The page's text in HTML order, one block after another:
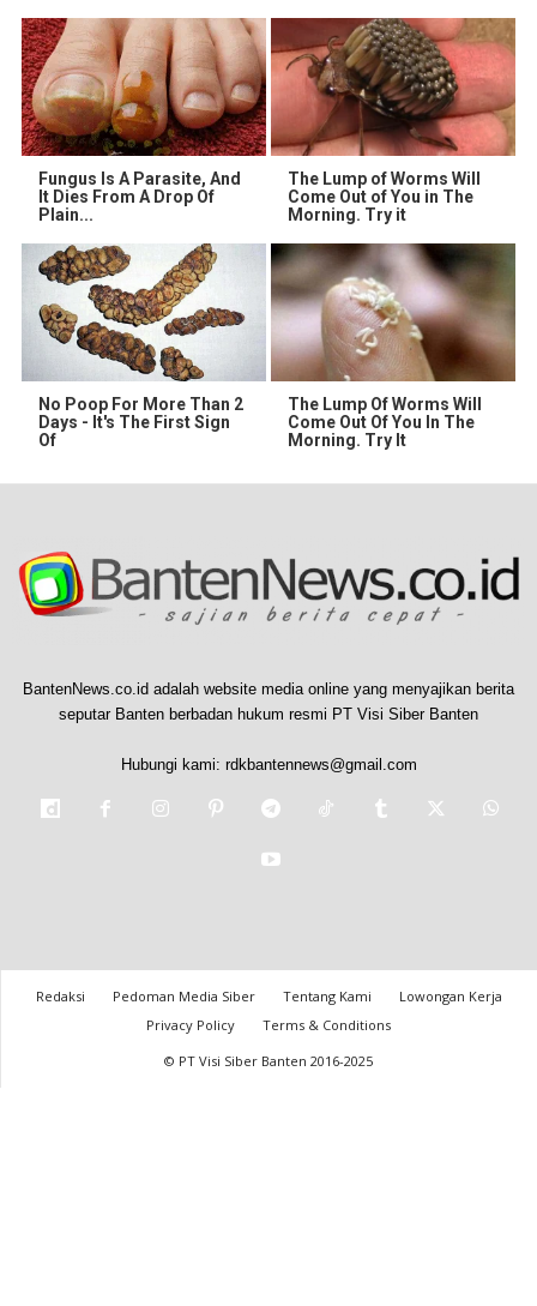
Fungus Is A Parasite, And
It Dies From A Drop Of
Plain...
The Lump of Worms Will
Come Out of You in The
Morning. Try it
No Poop For More Than 2
Days - It's The First Sign
Of
The Lump Of Worms Will
Come Out Of You In The
Morning. Try It
BantenNews.co.id adalah website media online yang menyajikan berita
seputar Banten berbadan hukum resmi PT Visi Siber Banten
Hubungi kami: rdkbantennews@gmail.com
Redaksi Pedoman Media Siber Tentang Kami
Lowongan Kerja
Privacy Policy
Terms & Conditions
© PT Visi Siber Banten 2016-2025